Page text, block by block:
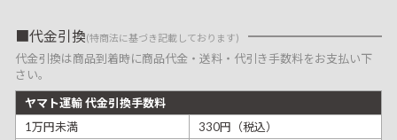
代金引換(特商法に基づき記載しております)
代金引換は商品到着時に商品代金・送料・代引き手数料をお支払い下
さい。
ヤマト運輸 代金引換手数料
1万円未満
330円（税込）